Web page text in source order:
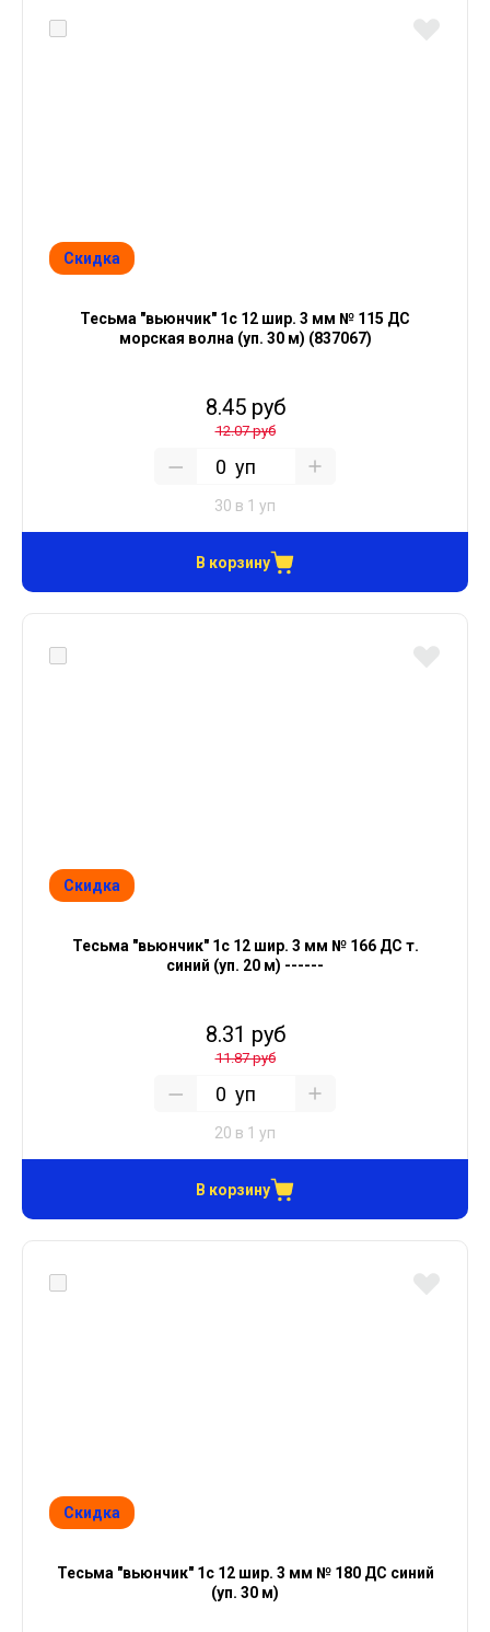
Скидка
Тесьма "вьюнчик" 1с 12 шир. 3 мм № 115 ДС
морская волна (уп. 30 м) (837067)
8.45 руб
12.07 руб
уп
30 в 1 уп
В корзину
Скидка
Тесьма "вьюнчик" 1с 12 шир. 3 мм № 166 ДС т.
синий (уп. 20 м) ------
8.31 руб
11.87 руб
уп
20 в 1 уп
В корзину
Скидка
Тесьма "вьюнчик" 1с 12 шир. 3 мм № 180 ДС синий
(уп. 30 м)